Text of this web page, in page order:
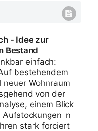
- Idee zur
Bestand
einfach:
bestehendem
neuer Wohnraum
von der
einem Blick
Aufstockungen in
stark forciert